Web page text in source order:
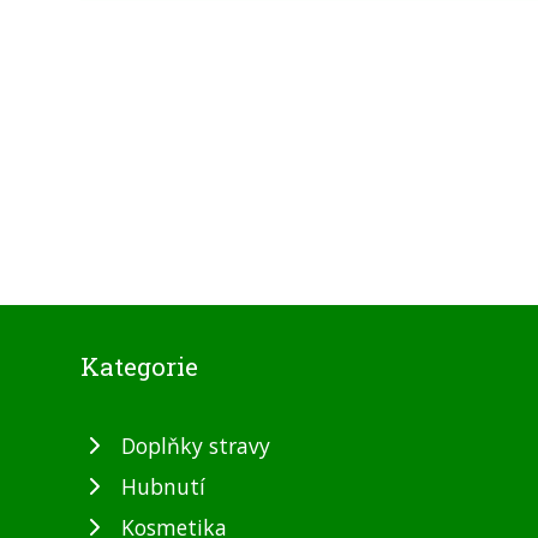
Kategorie
Doplňky stravy
Hubnutí
Kosmetika